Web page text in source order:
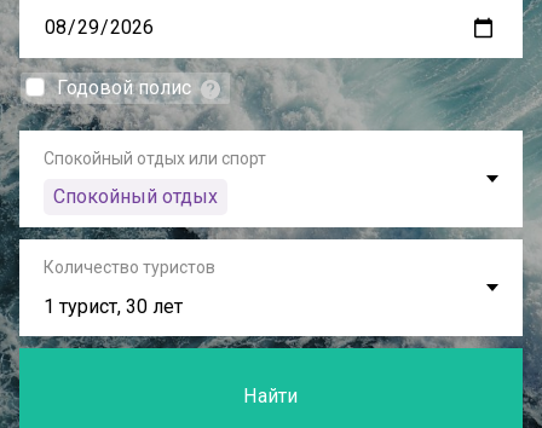
Годовой полис
Спокойный отдых или спорт
Спокойный отдых
Количество туристов
1 турист, 30 лет
Найти